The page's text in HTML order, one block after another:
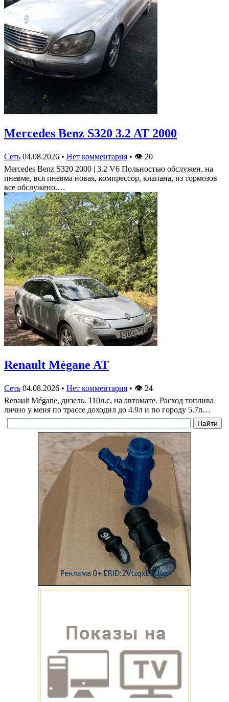
Mercedes Benz S320 3.2 AT 2000
Сеть 04.08.2026 • Нет комментария • 👁 20
Mercedes Benz S320 2000 | 3.2 V6 Польностью обслужен, на
пневме, вся пневма новая, компрессор, клапана, из тормозов
все обслужено.…
Renault Mégane AT
Сеть 04.08.2026 • Нет комментария • 👁 24
Renault Mégane, дизель. 110л.с, на автомате. Расход топлива
лично у меня по трассе доходил до 4.9л и по городу 5.7л…